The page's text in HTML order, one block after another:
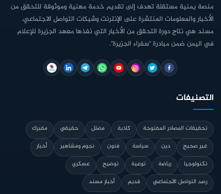
منصة يمنية مستقلة تهدف إلى تقديم خدمة مهنية وموثوقة للتحقق من
الأخبار والمعلومات المنتشرة على الإنترنت وشبكات التواصل الاجتماعي.
مسند هي نتاج دورة التحقق من الأخبار التي نفذها معهد الجزيرة للإعلام
في اليمن ضمن مبادرة "سفراء الجزيرة".
التصنيفات
تحقيقات المصادر المفتوحة كاذبة مضلل حقيقي
مفبرك
غير صحيح
دين سياسة فنون نجوم ومشاهير
أخبار
تكنولوجيا
رياضة توعية توضيح
عسكري
رصد التواصل الاجتماعي
قديم أخبار مسند